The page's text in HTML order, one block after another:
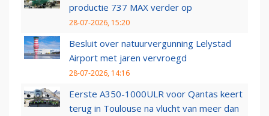
productie 737 MAX verder op
28-07-2026, 15:20
Besluit over natuurvergunning Lelystad
Airport met jaren vervroegd
28-07-2026, 14:16
Eerste A350-1000ULR voor Qantas keert
terug in Toulouse na vlucht van meer dan